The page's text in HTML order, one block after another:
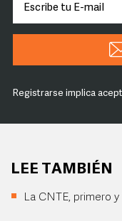
Registrarse implica
LEE TAMBIÉN
La CNTE, primero y